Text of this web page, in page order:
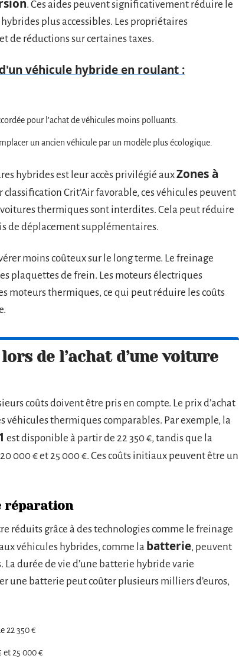
. Ces aides peuvent significativement réduire le
plus accessibles. Les propriétaires
de réductions sur certaines taxes.
véhicule hybride en roulant :
pour l’achat de véhicules moins polluants.
un ancien véhicule par un modèle plus écologique.
hybrides est leur accès privilégié auxZones à
classification Crit’Air favorable, ces véhicules peuvent
thermiques sont interdites. Cela peut réduire
de déplacement supplémentaires.
moins coûteux sur le long terme. Le freinage
plaquettes de frein. Les moteurs électriques
moteurs thermiques, ce qui peut réduire les coûts
de l’achat d’une voiture
coûts doivent être pris en compte. Le prix d’achat
véhicules thermiques comparables. Par exemple, la
est disponible à partir de 22 350 €, tandis que la
000 € et 25 000 €. Ces coûts initiaux peuvent être un
réparation
réduits grâce à des technologies comme le freinage
véhicules hybrides, comme la batterie, peuvent
durée de vie d’une batterie hybride varie
une batterie peut coûter plusieurs milliers d’euros,
22 350 €
et 25 000 €